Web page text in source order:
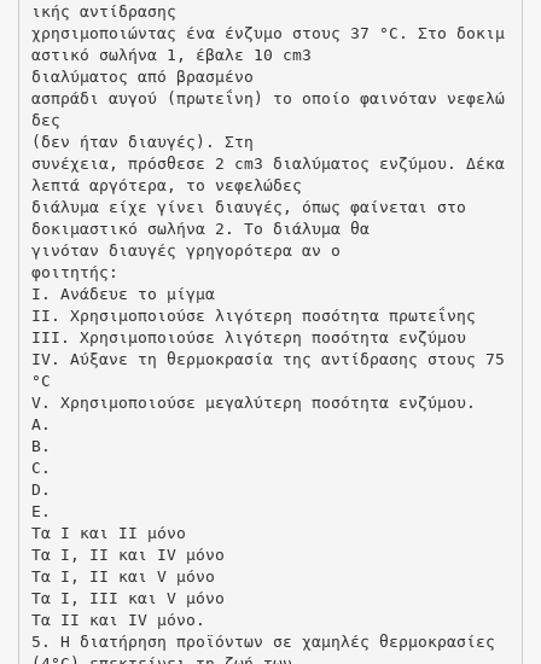
ικής αντίδρασης
χρησιμοποιώντας ένα ένζυμο στους 37 °C. Στο δοκιμ
αστικό σωλήνα 1, έβαλε 10 cm3
διαλύματος από βρασμένο
ασπράδι αυγού (πρωτεΐνη) το οποίο φαινόταν νεφελώ
δες
(δεν ήταν διαυγές). Στη
συνέχεια, πρόσθεσε 2 cm3 διαλύματος ενζύμου. Δέκα
λεπτά αργότερα, το νεφελώδες
διάλυμα είχε γίνει διαυγές, όπως φαίνεται στο
δοκιμαστικό σωλήνα 2. Το διάλυμα θα
γινόταν διαυγές γρηγορότερα αν ο
φοιτητής:
I. Ανάδευε το μίγμα
II. Χρησιμοποιούσε λιγότερη ποσότητα πρωτεΐνης
III. Χρησιμοποιούσε λιγότερη ποσότητα ενζύμου
IV. Αύξανε τη θερμοκρασία της αντίδρασης στους 75
°C
V. Χρησιμοποιούσε μεγαλύτερη ποσότητα ενζύμου.
A.
B.
C.
D.
E.
Τα Ι και ΙΙ μόνο
Τα Ι, ΙΙ και ΙV μόνο
Τα Ι, ΙΙ και V μόνο
Τα Ι, ΙΙΙ και V μόνο
Τα ΙΙ και ΙV μόνο.
5. Η διατήρηση προϊόντων σε χαμηλές θερμοκρασίες